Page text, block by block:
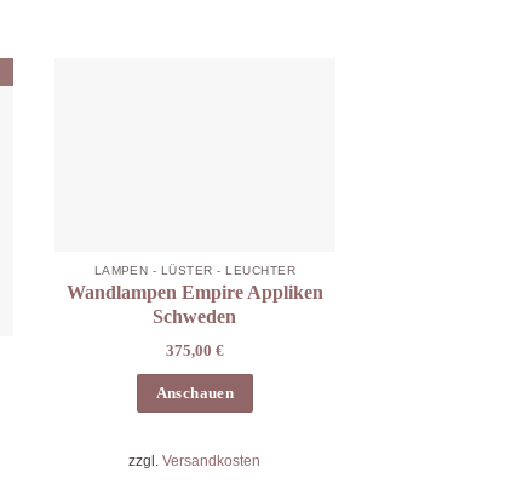
LAMPEN - LÜSTER - LEUCHTER
Wandlampen Empire Appliken
Schweden
375,00 €
Anschauen
zzgl.Versandkosten